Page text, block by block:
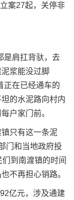
案27起，关停非
肩扛背驮，去
浆能没过脚
正在已经通车的
的水泥路向村内
户家门前。
只有这一条泥
门和当地政府投
到南渡镇的时间
不再担心销路。
亿元，涉及通建